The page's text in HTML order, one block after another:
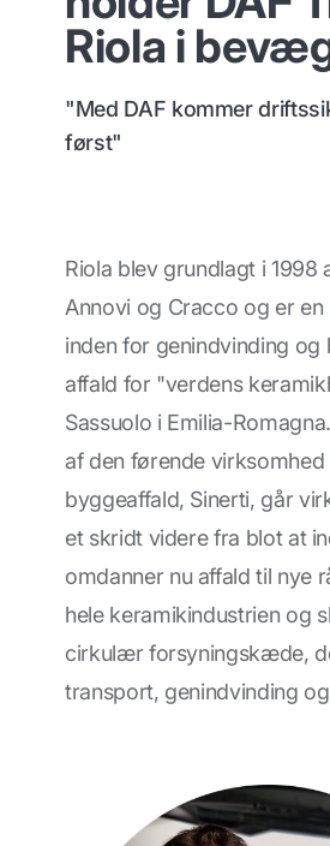
Riola i
"Med DAF kommer
først"
Riola blev grundlagt i 1998
Annovi og Cracco og er en
inden for genindvinding og
affald for "verdens
Sassuolo i Emilia-
af den førende virksomhed
byggeaffald, Sinerti, går
et skridt videre fra blot at
omdanner nu affald til nye
hele keramikindustrien og
cirkulær forsyningskæde,
transport, genindvinding